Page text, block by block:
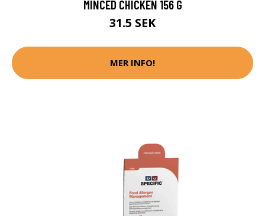
MINCED CHICKEN 156 G
31.5 SEK
MER INFO!